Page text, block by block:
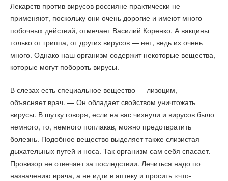
Лекарств против вирусов россияне практически не
применяют, поскольку они очень дорогие и имеют много
побочных действий, отмечает Василий Коренко. А вакцины
только от гриппа, от других вирусов — нет, ведь их очень
много. Однако наш организм содержит некоторые вещества,
которые могут побороть вирусы.
В слезах есть специальное вещество — лизоцим, —
объясняет врач. — Он обладает свойством уничтожать
вирусы. В шутку говоря, если на вас чихнули и вирусов было
немного, то, немного поплакав, можно предотвратить
болезнь. Подобное вещество выделяет также слизистая
дыхательных путей и носа. Так организм сам себя спасает.
Провизор не отвечает за последствии. Лечиться надо по
назначению врача, а не идти в аптеку и просить «что-